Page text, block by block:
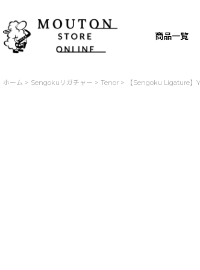
商品一覧
ホーム > Sengokuリガチャー > Tenor > 【Sengoku Ligature】